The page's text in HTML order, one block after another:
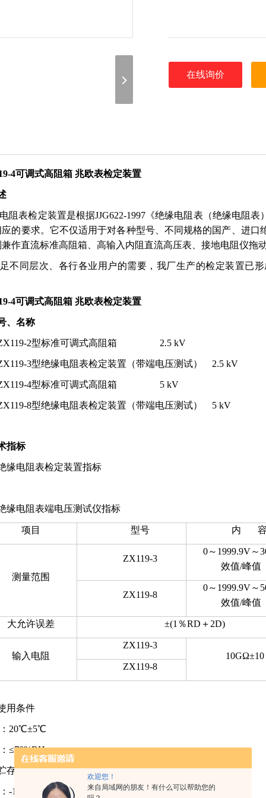
欢迎您！
来自局域网的朋友！有什么可以帮助您的
在线询价
4可调式高阻箱 兆欧表检定装置
阻表检定装置是根据JJG622-1997《绝缘电阻表（绝缘电阻
的要求。它不仅适用于对各种型号、不同规格的国产、进
作直流标准高阻箱、高输入内阻直流高压表、接地电阻仪拖
不同层次、各行各业用户的需要，我厂生产的检定装置已
4可调式高阻箱 兆欧表检定装置
、名称
2型标准可调式高阻箱 2.5 kV
3型绝缘电阻表检定装置（带端电压测试） 2.5 kV
4型标准可调式高阻箱 5 kV
8型绝缘电阻表检定装置（带端电压测试） 5 kV
指标
缘电阻表检定装置指标
缘电阻表端电压测试仪指标
项目 型号 内
测量范围
ZX119-3
0～1999.9V～
效值/峰值
ZX119-8
0～1999.9V～
效值/峰值
大允许误差 ±(1％RD＋2D)
输入电阻
ZX119-3
10GΩ±10
ZX119-8
用条件
20℃±5℃
≤70%RH
存、运输条件
-10℃~55℃